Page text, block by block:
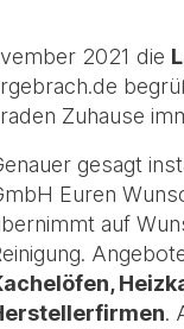
2021 die
Zuhause
gesagt
Euren
auf
.